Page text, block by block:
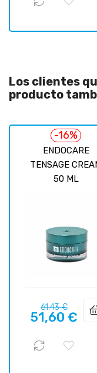
Los clientes
producto
ENDOCARE
TENSAGE
50 ML
-16%
Precio
regular
61,43 €Precio
51,60 €